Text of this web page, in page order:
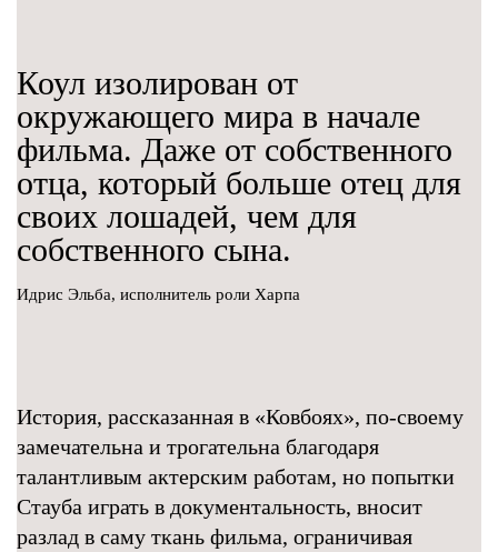
Коул изолирован от
окружающего мира в начале
фильма. Даже от собственного
отца, который больше отец для
своих лошадей, чем для
собственного сына.
Идрис Эльба, исполнитель роли Харпа
История, рассказанная в «Ковбоях», по-своему
замечательна и трогательна благодаря
талантливым актерским работам, но попытки
Стауба играть в документальность, вносит
разлад в саму ткань фильма, ограничивая